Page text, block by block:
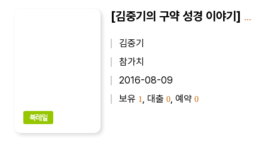
북레일
[김중기의 구약 성경 이야기] 김중기의 구약 성경 이야기 2
김중기
참가치
2016-08-09
보유 1 , 대출 0 , 예약 0